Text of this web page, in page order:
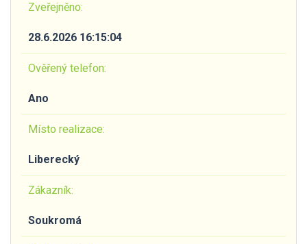
Zveřejněno:
28.6.2026 16:15:04
Ověřený telefon:
Ano
Místo realizace:
Liberecký
Zákazník:
Soukromá